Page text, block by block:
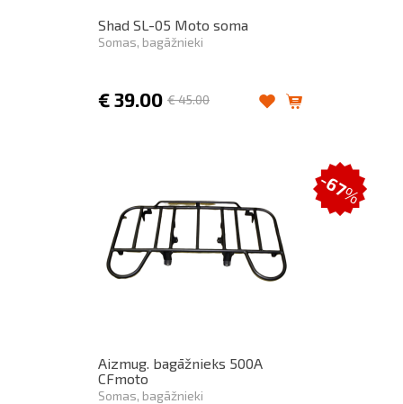
Shad SL-05 Moto soma
Somas, bagāžnieki
€ 39.00 €45.00
Aizmug. bagāžnieks 500A
CFmoto
Somas, bagāžnieki
-67%